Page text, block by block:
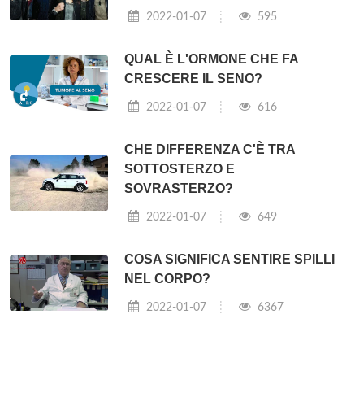
2022-01-07 595
QUAL È L'ORMONE CHE FA
CRESCERE IL SENO?
2022-01-07 616
CHE DIFFERENZA C'È TRA
SOTTOSTERZO E
SOVRASTERZO?
2022-01-07 649
COSA SIGNIFICA SENTIRE SPILLI
NEL CORPO?
2022-01-07 6367